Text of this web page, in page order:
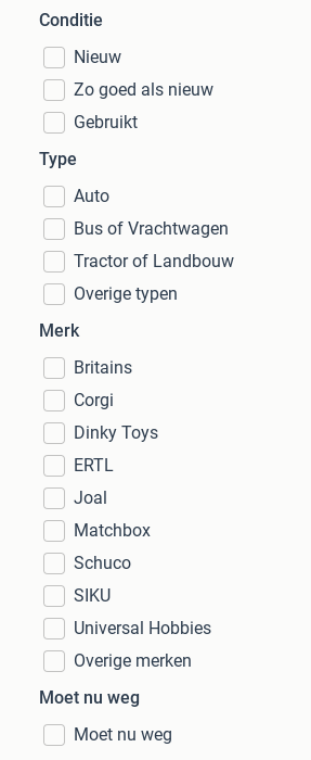
Conditie
Nieuw
Zo goed als nieuw
Gebruikt
Type
Auto
Bus of Vrachtwagen
Tractor of Landbouw
Overige typen
Merk
Britains
Corgi
Dinky Toys
ERTL
Joal
Matchbox
Schuco
SIKU
Universal Hobbies
Overige merken
Moet nu weg
Moet nu weg